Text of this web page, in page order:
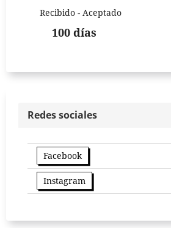
Recibido - Aceptado
100 días
Redes sociales
Facebook
Instagram